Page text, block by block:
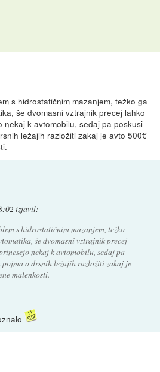
s hidrostatičnim mazanjem, težko ga
še dvomasni vztrajnik precej lahko
k avtomobilu, sedaj pa poskusi
ležajih razložiti zakaj je avto 500€
izjavil:
s hidrostatičnim mazanjem, težko
še dvomasni vztrajnik precej
nekaj k avtomobilu, sedaj pa
pojma o drsnih ležajih razložiti zakaj je
malenkosti.